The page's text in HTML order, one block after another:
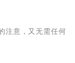
注意，又无需任何